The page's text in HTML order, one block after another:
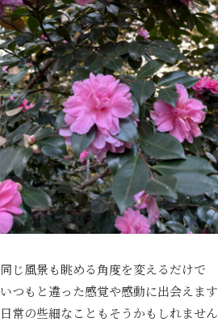
同じ風景も眺める角度を変えるだけで
いつもと違った感覚や感動に出会えます
日常の些細なこともそうかもしれません